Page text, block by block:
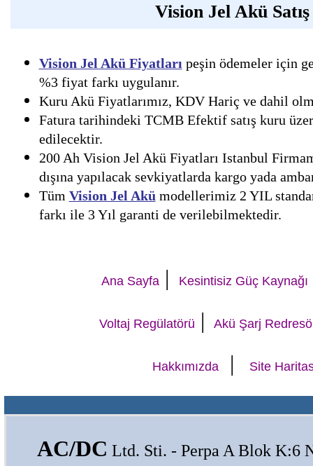
Vision Jel Akü
Vision Jel Akü Fiyatları peşin ödemeler için
%3 fiyat farkı uygulanır.
Kuru Akü Fiyatlarımız, KDV Hariç ve dahil
Fatura tarihindeki TCMB Efektif satış kuru
edilecektir.
200 Ah Vision Jel Akü Fiyatları Istanbul
dışına yapılacak sevkiyatlarda kargo yada
Tüm Vision Jel Akü modellerimiz 2 YIL
farkı ile 3 Yıl garanti de verilebilmektedir.
Ana Sayfa | Kesintisiz Güç Kaynağı
Voltaj Regülatörü | Akü Şarj
Hakkımızda | Site
AC/DC Ltd. Sti. - Perpa A Blok K:6